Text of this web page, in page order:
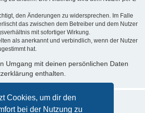
Cookies, um dir den
bei der Nutzung zu
den Änderungen zu widersprechen. Im Falle
das zwischen dem Betreiber und dem Nutzer
mit sofortiger Wirkung.
als anerkannt und verbindlich, wenn der Nutzer
hat.
Umgang mit deinen persönlichen Daten
enthalten.